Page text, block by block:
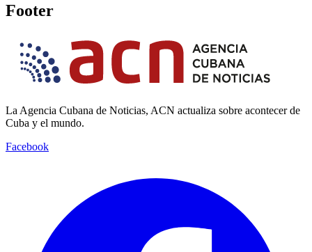
Footer
La Agencia Cubana de Noticias, ACN actualiza sobre acontecer de
Cuba y el mundo.
Facebook